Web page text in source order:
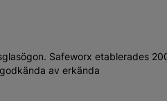
Safeworx etablerades
av erkända